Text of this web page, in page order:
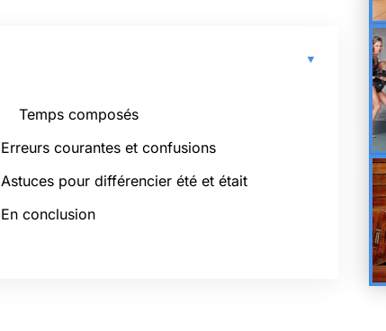
Temps composés
Erreurs courantes et confusions
Astuces pour différencier été et était
En conclusion